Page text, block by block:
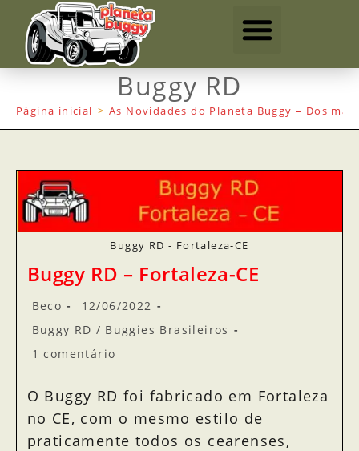
Buggy RD
Página inicial > As Novidades do Planeta Buggy – Dos
Buggy RD - Fortaleza-CE
Buggy RD – Fortaleza-CE
Beco
12/06/2022
Buggy RD / Buggies Brasileiros
1 comentário
O Buggy RD foi fabricado em Fortaleza
no CE, com o mesmo estilo de
praticamente todos os cearenses,